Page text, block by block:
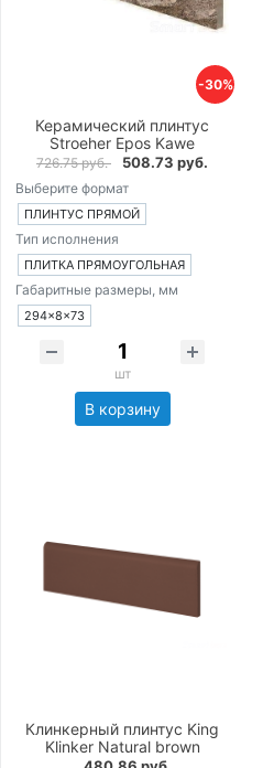
-30%
Керамический плинтус
Stroeher Epos Kawe
726.75 руб. 508.73 руб.
Выберите формат
ПЛИНТУС ПРЯМОЙ
Тип исполнения
ПЛИТКА ПРЯМОУГОЛЬНАЯ
Габаритные размеры, мм
294×8×73
шт
В корзину
Клинкерный плинтус King
Klinker Natural brown